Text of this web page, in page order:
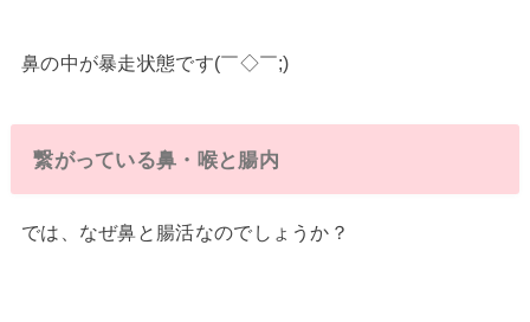
鼻の中が暴走状態です(￣◇￣;)
繋がっている鼻・喉と腸内
では、なぜ鼻と腸活なのでしょうか？